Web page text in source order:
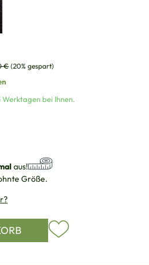
Preis:
€ (20% gespart)
bei Ihnen.
aus!
Größe.